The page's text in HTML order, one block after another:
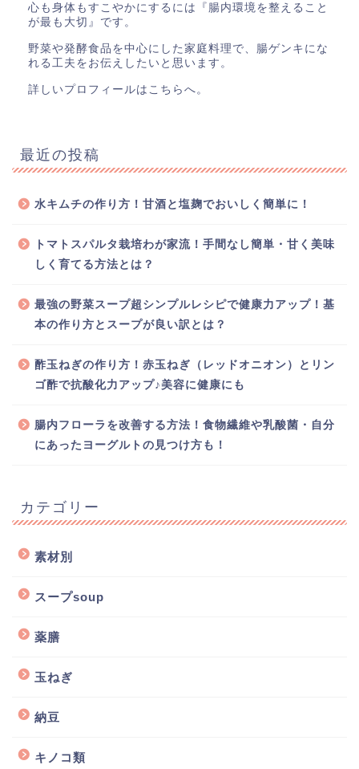
心も身体もすこやかにするには『腸内環境を整えること
が最も大切』です。
野菜や発酵食品を中心にした家庭料理で、腸ゲンキにな
れる工夫をお伝えしたいと思います。
詳しいプロフィールはこちら へ。
最近の投稿
水キムチの作り方！甘酒と塩麹でおいしく簡単に！
トマトスパルタ栽培わが家流！手間なし簡単・甘く美味
しく育てる方法とは？
最強の野菜スープ超シンプルレシピで健康力アップ！基
本の作り方とスープが良い訳とは？
酢玉ねぎの作り方！赤玉ねぎ（レッドオニオン）とリン
ゴ酢で抗酸化力アップ♪美容に健康にも
腸内フローラを改善する方法！食物繊維や乳酸菌・自分
にあったヨーグルトの見つけ方も！
カテゴリー
素材別
スープsoup
薬膳
玉ねぎ
納豆
キノコ類